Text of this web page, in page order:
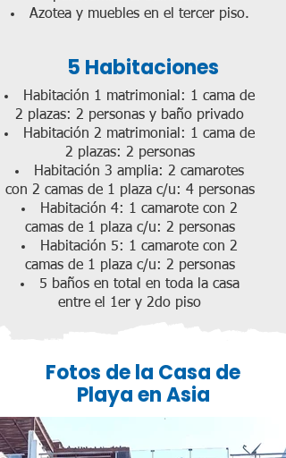
Azotea y muebles en el tercer piso.
5 Habitaciones
Habitación 1 matrimonial: 1 cama de
2 plazas: 2 personas y baño privado
Habitación 2 matrimonial: 1 cama de
2 plazas: 2 personas
Habitación 3 amplia: 2 camarotes
con 2 camas de 1 plaza c/u: 4 personas
Habitación 4: 1 camarote con 2
camas de 1 plaza c/u: 2 personas
Habitación 5: 1 camarote con 2
camas de 1 plaza c/u: 2 personas
5 baños en total en toda la casa
entre el 1er y 2do piso
Fotos de la Casa de
Playa en Asia